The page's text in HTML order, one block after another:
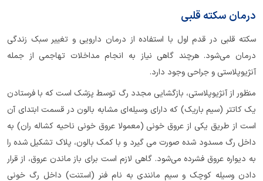
درمان سکته‌ قلبی
سکته قلبی در قدم اول با استفاده از درمان دارویی و تغییر سبک زندگی
درمان می‌شود. هرچند گاهی نیاز به انجام مداخلات تهاجمی از جمله
آنژیوپلاستی و جراحی وجود دارد.
منظور از آنژیوپلاستی، بازگشایی مجدد رگ توسط پزشک است که با فرستادن
یک کاتتر (سیم باریک) که دارای وسیله‌ای مشابه بالون در قسمت ابتدای آن
است از طریق یکی از عروق خونی (معمولا عروق خونی ناحیه کشاله ‌ران) به
داخل رگ مسدود شده صورت می گیرد و با کمک بالون، پلاک تشکیل شده را
به دیواره عروق فشرده می‌شود. گاهی لازم است برای باز ماندن عروق، از قرار
دادن وسیله کوچک و سیم مانندی به نام فنر (استنت) داخل رگ خونی